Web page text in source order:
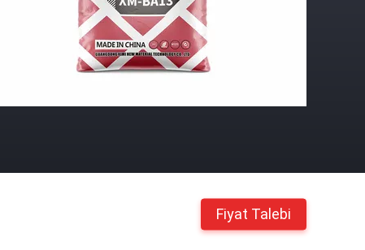
Fiyat Talebi